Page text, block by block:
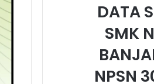
DATA
SMK
NPSN